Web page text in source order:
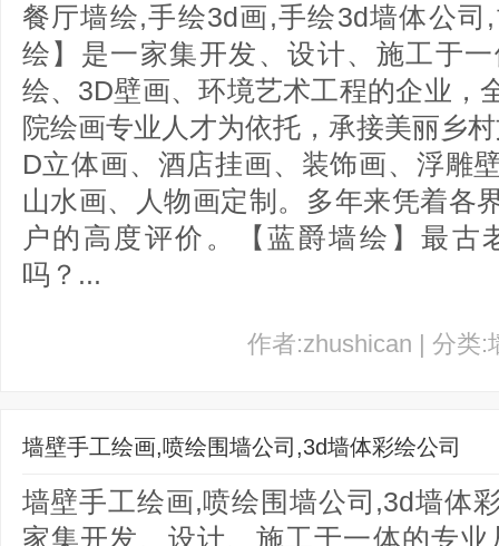
餐厅墙绘,手绘3d画,手绘3d墙体公
绘】是一家集开发、设计、施工于
绘、3D壁画、环境艺术工程的企业，
院绘画专业人才为依托，承接美丽乡
D立体画、酒店挂画、装饰画、浮雕
山水画、人物画定制。多年来凭着各
户的高度评价。【蓝爵墙绘】最古
吗？...
作者:zhushican | 分类:
墙壁手工绘画,喷绘围墙公司,3d墙体彩绘公司
墙壁手工绘画,喷绘围墙公司,3d墙体
家集开发、设计、施工于一体的专